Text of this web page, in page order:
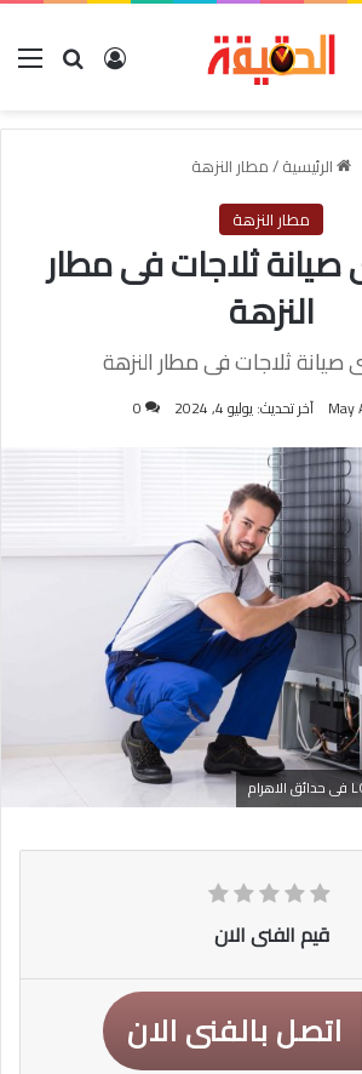
بحث عنتسجيل
الرئيسية/مطار النزهة
مطار النزهة
ثلاجات فى مطار
النزهة
ثلاجات فى مطار النزهة
May آخر تحديث: يوليو 4, 2024 0
قيم الفنى الان
اتصل بالفنى الان